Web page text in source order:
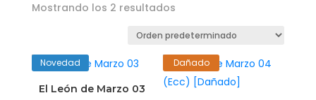
Mostrando los 2 resultados
Novedad
El León de Marzo 03
Dañado